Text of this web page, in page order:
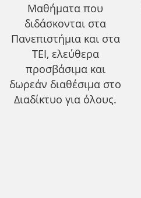
Μαθήματα που
διδάσκονται στα
Πανεπιστήμια και στα
ΤΕΙ, ελεύθερα
προσβάσιμα και
δωρεάν διαθέσιμα στο
Διαδίκτυο για όλους.